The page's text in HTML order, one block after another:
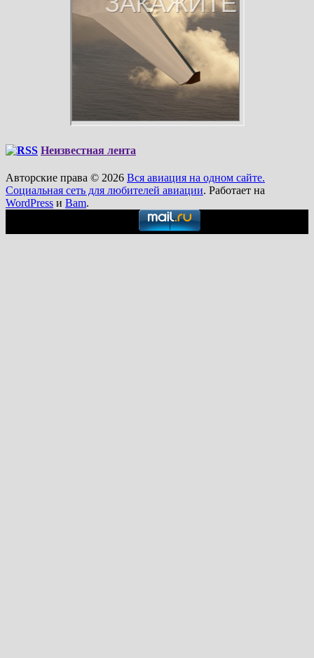
Неизвестная лента
Авторские права © 2026 Вся авиация на одном сайте.
Социальная сеть для любителей авиации. Работает на
WordPress и Bam.